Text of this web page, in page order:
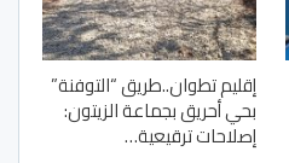
إقليم تطوان..طريق “التوفنة”
بحي أحريق بجماعة الزيتون:
إصلاحات ترقيعية…